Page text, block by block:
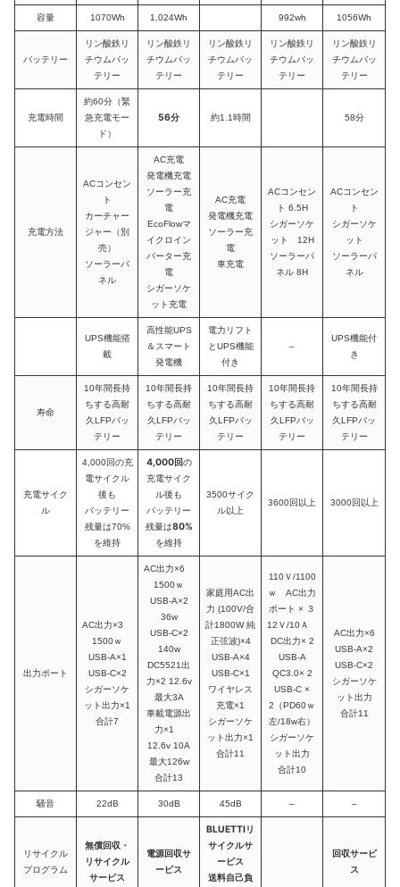
容量 1070Wh 1,024Wh 992wh 1056Wh
バッテリー
リン酸鉄リ
チウムバッ
テリー
リン酸鉄リ
チウムバッ
テリー
リン酸鉄リ
チウムバッ
テリー
リン酸鉄リ
チウムバッ
テリー
リン酸鉄リ
チウムバッ
テリー
充電時間
約60分（緊
急充電モー
ド）
56分 約1.1時間 58分
充電方法
ACコンセン
ト
カーチャー
ジャー（別
売）
ソーラーパ
ネル
AC充電
発電機充電
ソーラー充
電
EcoFlowマ
イクロイン
バーター充
電
シガーソケ
ット充電
AC充電
発電機充電
ソーラー充
電
車充電
ACコンセン
ト 6.5H
シガーソケ
ット 12H
ソーラーパ
ネル 8H
ACコンセン
ト
シガーソケ
ット
ソーラーパ
ネル
UPS機能搭
載
高性能UPS
＆スマート
発電機
電力リフト
とUPS機能
付き
–
UPS機能付
き
寿命
10年間長持
ちする高耐
久LFPバッ
テリー
10年間長持
ちする高耐
久LFPバッ
テリー
10年間長持
ちする高耐
久LFPバッ
テリー
10年間長持
ちする高耐
久LFPバッ
テリー
10年間長持
ちする高耐
久LFPバッ
テリー
充電サイク
ル
4,000回の充
電サイクル
後も
バッテリー
残量は70%
を維持
4,000回の
充電サイク
ル後も
バッテリー
残量は80%
を維持
3500サイク
ル以上
3600回以上 3000回以上
出力ポート
AC出力×3
1500ｗ
USB-A×1
USB-C×2
シガーソケ
ット出力×1
合計7
AC出力×6
1500ｗ
USB-A×2
36w
USB-C×2
140w
DC5521出
力×2 12.6v
最大3A
車載電源出
力×1
12.6v 10A
最大126w
合計13
家庭用AC出
力 (100V/合
計1800W 純
正弦波)×4
USB-A×4
USB-C×1
ワイヤレス
充電×1
シガーソケ
ット出力×1
合計11
110Ｖ/1100
ｗ AC出力
ポート × ３
12Ｖ/10Ａ
DC出力× 2
USB-A
QC3.0× 2
USB-C ×
2（PD60ｗ
左/18w右）
シガーソケ
ット出力
合計10
AC出力×6
USB-A×2
USB-C×2
シガーソケ
ット出力
合計11
騒音 22dB 30dB 45dB – –
リサイクル
プログラム
無償回収・
リサイクル
サービス
電源回収サ
ービス
BLUETTIリ
サイクルサ
ービス
送料自己負
回収サービ
ス